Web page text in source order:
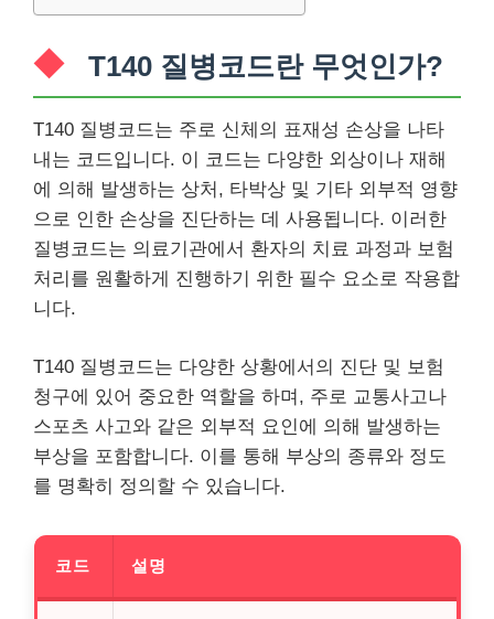
T140 질병코드란 무엇인가?
T140 질병코드는 주로 신체의 표재성 손상을 나타
내는 코드입니다. 이 코드는 다양한 외상이나 재해
에 의해 발생하는 상처, 타박상 및 기타 외부적 영향
으로 인한 손상을 진단하는 데 사용됩니다. 이러한
질병코드는 의료기관에서 환자의 치료 과정과 보험
처리를 원활하게 진행하기 위한 필수 요소로 작용합
니다.
T140 질병코드는 다양한 상황에서의 진단 및 보험
청구에 있어 중요한 역할을 하며, 주로 교통사고나
스포츠 사고와 같은 외부적 요인에 의해 발생하는
부상을 포함합니다. 이를 통해 부상의 종류와 정도
를 명확히 정의할 수 있습니다.
코드 설명